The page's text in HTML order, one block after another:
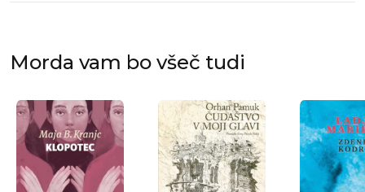
Morda vam bo všeč tudi